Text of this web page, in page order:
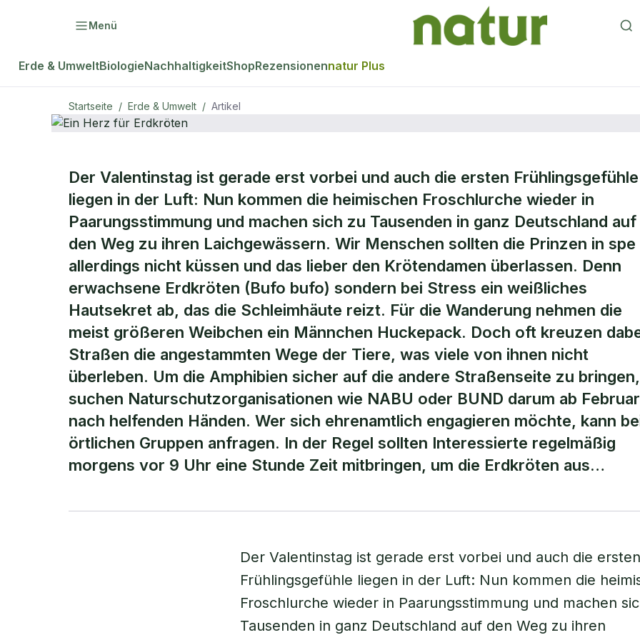
Menü
Erde & UmweltBiologieNachhaltigkeitShopRezensionennatur Plus
Startseite / Erde & Umwelt / Artikel
ERDE & UMWELT
Ein Herz für
Erdkröten
Der Valentinstag ist gerade erst vorbei und auch die ersten Frühlingsgefühle
liegen in der Luft: Nun kommen die heimischen Froschlurche wieder in
Paarungsstimmung und machen sich zu Tausenden in ganz Deutschland auf
den Weg zu ihren Laichgewässern. Wir Menschen sollten die Prinzen in spe
allerdings nicht küssen und das lieber den Krötendamen überlassen. Denn
erwachsene Erdkröten (Bufo bufo) sondern bei Stress ein weißliches
Hautsekret ab, das die Schleimhäute reizt. Für die Wanderung nehmen die
meist größeren Weibchen ein Männchen Huckepack. Doch oft kreuzen
Straßen die angestammten Wege der Tiere, was viele von ihnen nicht
überleben. Um die Amphibien sicher auf die andere Straßenseite zu bringen,
suchen Naturschutzorganisationen wie NABU oder BUND darum ab Februar
nach helfenden Händen. Wer sich ehrenamtlich engagieren möchte, kann
örtlichen Gruppen anfragen. In der Regel sollten Interessierte regelmäßig
morgens vor 9 Uhr eine Stunde Zeit mitbringen, um die Erdkröten aus…
Der Valentinstag ist gerade erst vorbei und auch die ersten
Frühlingsgefühle liegen in der Luft: Nun kommen die
Froschlurche wieder in Paarungsstimmung und machen
Tausenden in ganz Deutschland auf den Weg zu ihren